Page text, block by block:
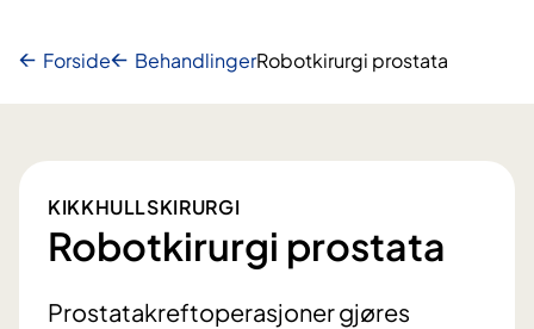
Forside BehandlingerRobotkirurgi prostata
KIKKHULLSKIRURGI
Robotkirurgi prostata
Prostatakreftoperasjoner gjøres